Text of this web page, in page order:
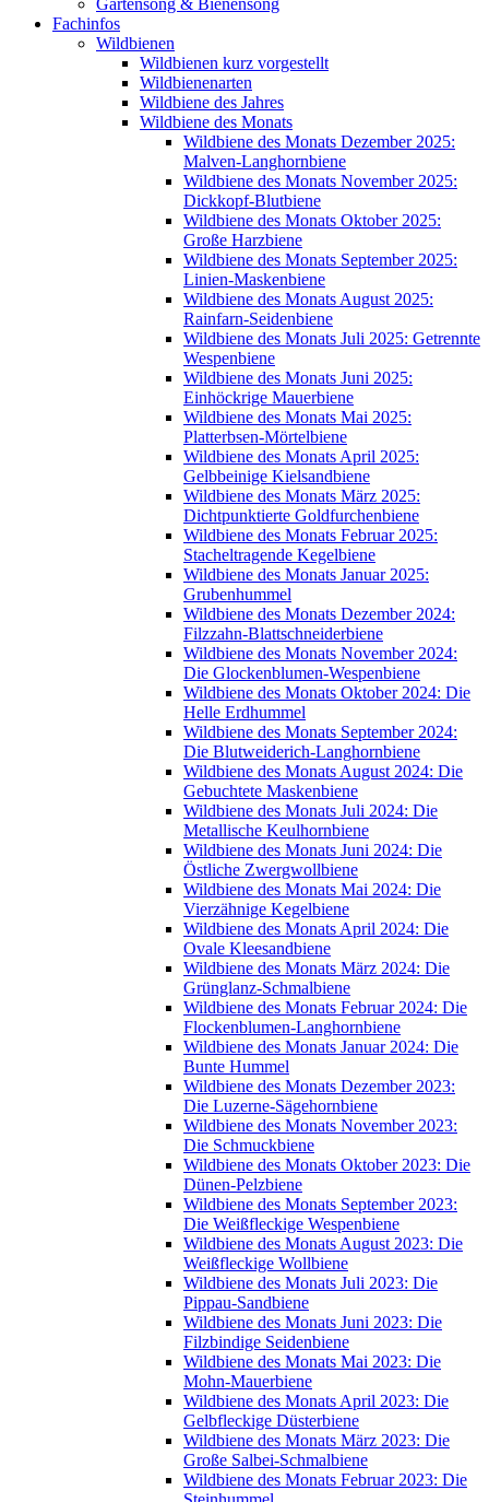
Gartensong & Bienensong
Fachinfos
Wildbienen
Wildbienen kurz vorgestellt
Wildbienenarten
Wildbiene des Jahres
Wildbiene des Monats
Wildbiene des Monats Dezember 2025:
Malven-Langhornbiene
Wildbiene des Monats November 2025:
Dickkopf-Blutbiene
Wildbiene des Monats Oktober 2025:
Große Harzbiene
Wildbiene des Monats September 2025:
Linien-Maskenbiene
Wildbiene des Monats August 2025:
Rainfarn-Seidenbiene
Wildbiene des Monats Juli 2025: Getrennte
Wespenbiene
Wildbiene des Monats Juni 2025:
Einhöckrige Mauerbiene
Wildbiene des Monats Mai 2025:
Platterbsen-Mörtelbiene
Wildbiene des Monats April 2025:
Gelbbeinige Kielsandbiene
Wildbiene des Monats März 2025:
Dichtpunktierte Goldfurchenbiene
Wildbiene des Monats Februar 2025:
Stacheltragende Kegelbiene
Wildbiene des Monats Januar 2025:
Grubenhummel
Wildbiene des Monats Dezember 2024:
Filzzahn-Blattschneiderbiene
Wildbiene des Monats November 2024:
Die Glockenblumen-Wespenbiene
Wildbiene des Monats Oktober 2024: Die
Helle Erdhummel
Wildbiene des Monats September 2024:
Die Blutweiderich-Langhornbiene
Wildbiene des Monats August 2024: Die
Gebuchtete Maskenbiene
Wildbiene des Monats Juli 2024: Die
Metallische Keulhornbiene
Wildbiene des Monats Juni 2024: Die
Östliche Zwergwollbiene
Wildbiene des Monats Mai 2024: Die
Vierzähnige Kegelbiene
Wildbiene des Monats April 2024: Die
Ovale Kleesandbiene
Wildbiene des Monats März 2024: Die
Grünglanz-Schmalbiene
Wildbiene des Monats Februar 2024: Die
Flockenblumen-Langhornbiene
Wildbiene des Monats Januar 2024: Die
Bunte Hummel
Wildbiene des Monats Dezember 2023:
Die Luzerne-Sägehornbiene
Wildbiene des Monats November 2023:
Die Schmuckbiene
Wildbiene des Monats Oktober 2023: Die
Dünen-Pelzbiene
Wildbiene des Monats September 2023:
Die Weißfleckige Wespenbiene
Wildbiene des Monats August 2023: Die
Weißfleckige Wollbiene
Wildbiene des Monats Juli 2023: Die
Pippau-Sandbiene
Wildbiene des Monats Juni 2023: Die
Filzbindige Seidenbiene
Wildbiene des Monats Mai 2023: Die
Mohn-Mauerbiene
Wildbiene des Monats April 2023: Die
Gelbfleckige Düsterbiene
Wildbiene des Monats März 2023: Die
Große Salbei-Schmalbiene
Wildbiene des Monats Februar 2023: Die